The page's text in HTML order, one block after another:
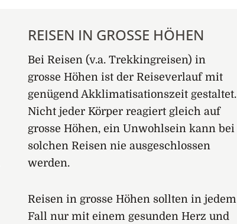
REISEN IN GROSSE HÖHEN
Bei Reisen (v.a. Trekkingreisen) in
grosse Höhen ist der Reiseverlauf mit
genügend Akklimatisationszeit gestaltet.
Nicht jeder Körper reagiert gleich auf
grosse Höhen, ein Unwohlsein kann bei
solchen Reisen nie ausgeschlossen
werden.
Reisen in grosse Höhen sollten in jedem
Fall nur mit einem gesunden Herz und